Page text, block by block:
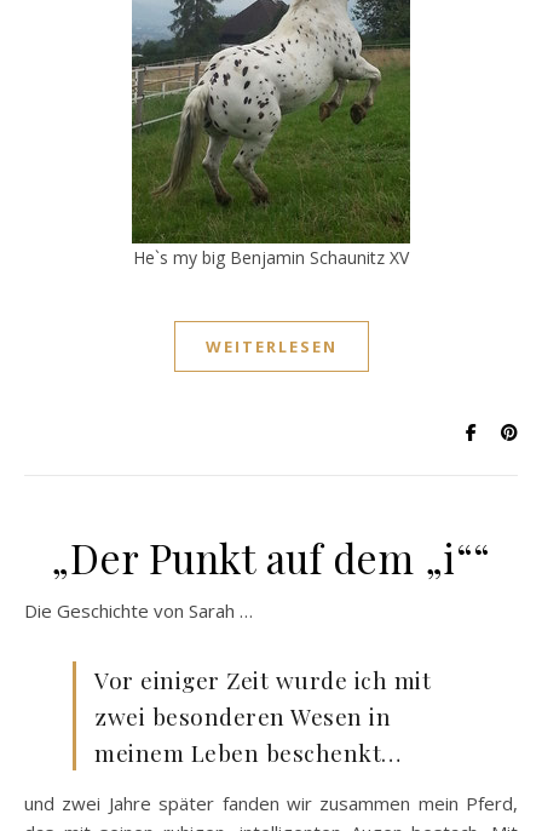
He`s my big Benjamin Schaunitz XV
WEITERLESEN
„Der Punkt auf dem „i““
Die Geschichte von Sarah …
Vor einiger Zeit wurde ich mit
zwei besonderen Wesen in
meinem Leben beschenkt…
und zwei Jahre später fanden wir zusammen mein Pferd,